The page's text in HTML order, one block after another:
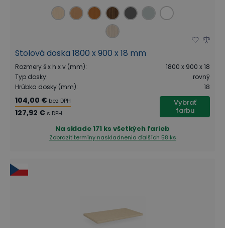
Stolová doska 1800 x 900 x 18 mm
Rozmery š x h x v (mm):
1800 x 900 x 18
Typ dosky:
rovný
Hrúbka dosky (mm): 18
104,00 € bez DPH
127,92 € s DPH
Vybrať
farbu
Na sklade171 ks všetkých farieb
Zobraziť termíny naskladnenia ďalších 58 ks